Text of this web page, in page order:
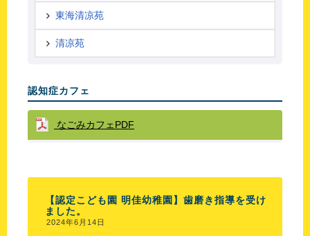
東海清凉苑
清凉苑
認知症カフェ
なごみカフェPDF
【認定こども園 明佳幼稚園】歯磨き指導を受け
ました。
2024年6月14日